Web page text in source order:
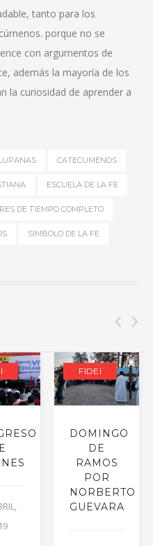
tanto para los
porque no se
con argumentos de
además la mayoría de los
la curiosidad de aprender a
CATECUMENOS
ESCUELA DE LA FE
DE TIEMPO COMPLETO
SIMBOLO DE LA FE
FIDEI
DOMINGO
DE
RAMOS
POR
NORBERTO
GUEVARA